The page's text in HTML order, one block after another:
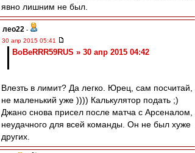
явно лишним не был.
лео22 -
30 апр 2015 05:41
BoBeRRR59RUS » 30 апр 2015 04:42
Влезть в лимит? Да легко. Юрец, сам посчитай,
не маленький уже )))) Калькулятор подать ;)
Джано снова присел после матча с Арсеналом,
неудачного для всей команды. Он не был хуже
других.